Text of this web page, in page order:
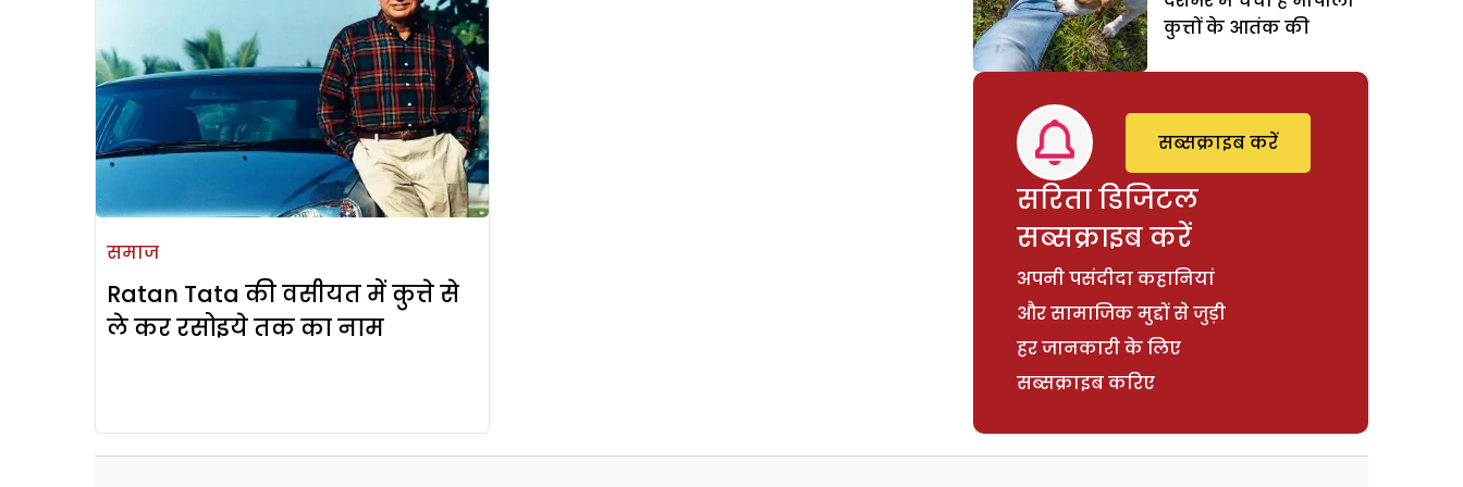
समाज
Ratan Tata की वसीयत में कुत्ते से
ले कर रसोइये तक का नाम
कुत्तों के आतंक की
सरिता डिजिटल
सब्सक्राइब करें
अपनी पसंदीदा कहानियां
और सामाजिक मुद्दों से जुड़ी
हर जानकारी के लिए
सब्सक्राइब करिए
सब्सक्राइब करें